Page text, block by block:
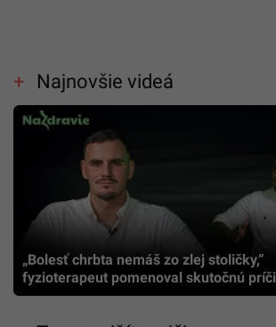
Najnovšie videá
„Bolesť chrbta nemáš zo zlej stoličky,”
fyzioterapeut pomenoval skutočnú